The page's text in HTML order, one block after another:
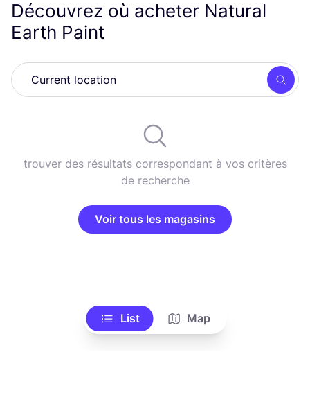
Découvrez où acheter Natural
Earth Paint
trouver des résultats correspondant à vos critères
de recherche
Voir tous les magasins
List Map